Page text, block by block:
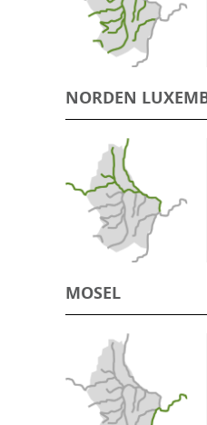
NORDEN
MOSEL